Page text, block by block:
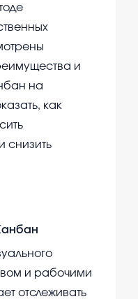
и
на
как
снизить
и рабочими
отслеживать